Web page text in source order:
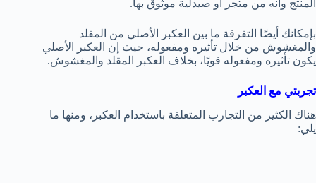
المنتج وأنه من متجر أو صيدلية موثوق بها.
بإمكانك أيضًا التفرقة ما بين العكبر الأصلي من المقلد
والمغشوش من خلال تأثيره ومفعوله، حيث إن العكبر الأصلي
يكون تأثيره ومفعوله قويًا، بخلاف العكبر المقلد والمغشوش.
تجربتي مع العكبر
هناك الكثير من التجارب المتعلقة باستخدام العكبر، ومنها ما
يلي: